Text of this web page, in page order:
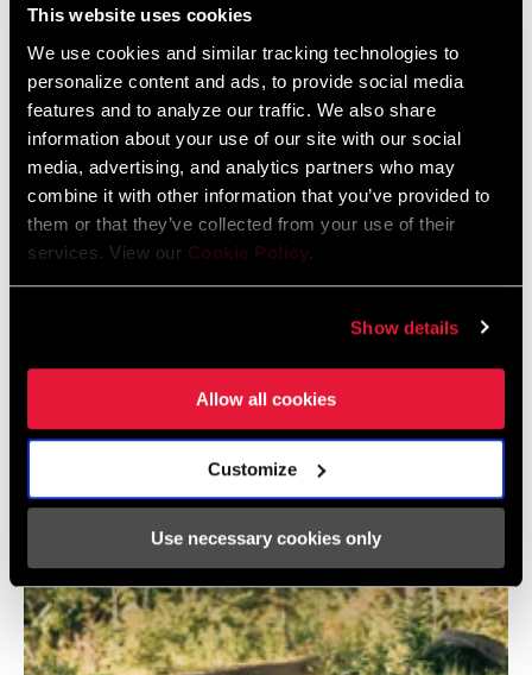
This website uses cookies
We use cookies and similar tracking technologies to
personalize content and ads, to provide social media
features and to analyze our traffic. We also share
information about your use of our site with our social
media, advertising, and analytics partners who may
combine it with other information that you’ve provided to
them or that they’ve collected from your use of their
services. View our Cookie Policy.
Show details
Allow all cookies
Customize
Use necessary cookies only